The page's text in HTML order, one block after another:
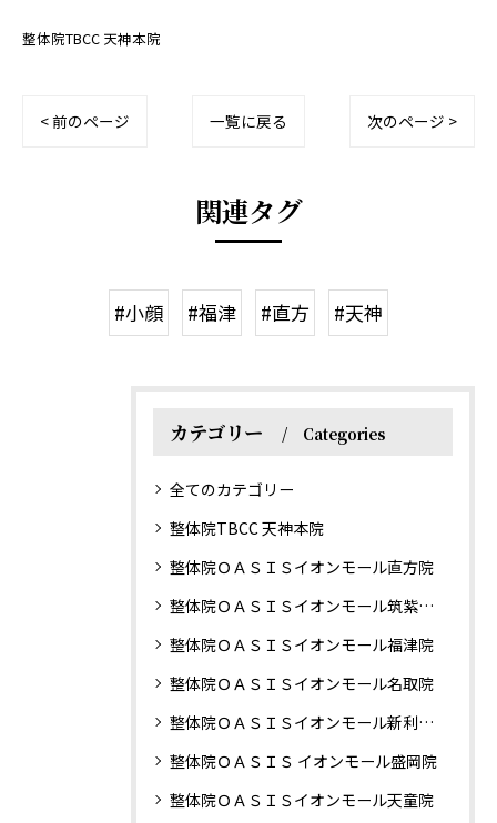
整体院TBCC 天神本院
< 前のページ 一覧に戻る 次のページ >
関連タグ
#小顔 #福津 #直方 #天神
カテゴリー Categories
全てのカテゴリー
整体院TBCC 天神本院
整体院ＯＡＳＩＳイオンモール直方院
整体院ＯＡＳＩＳイオンモール筑紫野院
整体院ＯＡＳＩＳイオンモール福津院
整体院ＯＡＳＩＳイオンモール名取院
整体院ＯＡＳＩＳイオンモール新利府南館院
整体院ＯＡＳＩＳ イオンモール盛岡院
整体院ＯＡＳＩＳイオンモール天童院